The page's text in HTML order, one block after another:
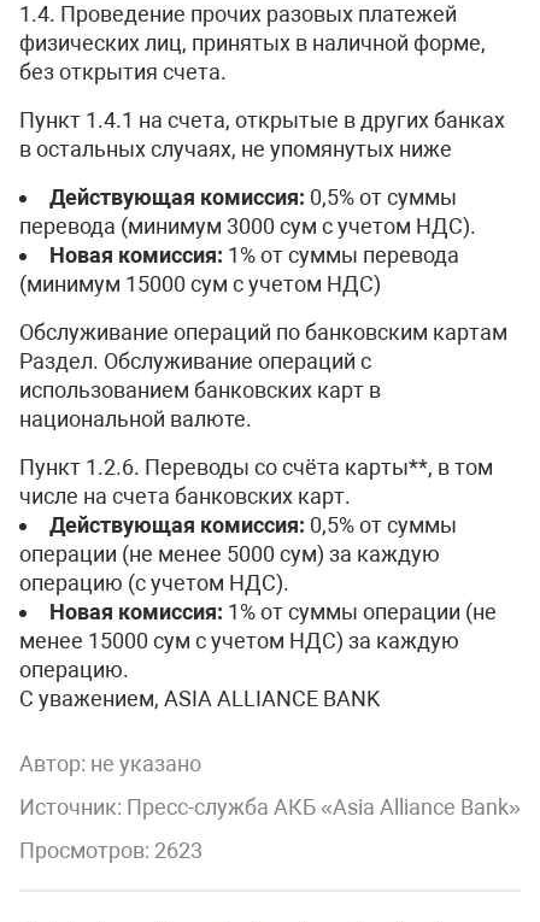
1.4. Проведение прочих разовых платежей
физических лиц, принятых в наличной форме,
без открытия счета.
Пункт 1.4.1 на счета, открытые в других банках
в остальных случаях, не упомянутых ниже
Действующая комиссия: 0,5% от суммы
перевода (минимум 3000 сум с учетом НДС).
Новая комиссия: 1% от суммы перевода
(минимум 15000 сум с учетом НДС)
Обслуживание операций по банковским картам
Раздел. Обслуживание операций с
использованием банковских карт в
национальной валюте.
Пункт 1.2.6. Переводы со счёта карты**, в том
числе на счета банковских карт.
Действующая комиссия: 0,5% от суммы
операции (не менее 5000 сум) за каждую
операцию (с учетом НДС).
Новая комиссия: 1% от суммы операции (не
менее 15000 сум с учетом НДС) за каждую
операцию.
С уважением, ASIA ALLIANCE BANK
Автор: не указано
Источник: Пресс-служба АКБ «Asia Alliance Bank»
Просмотров: 2623